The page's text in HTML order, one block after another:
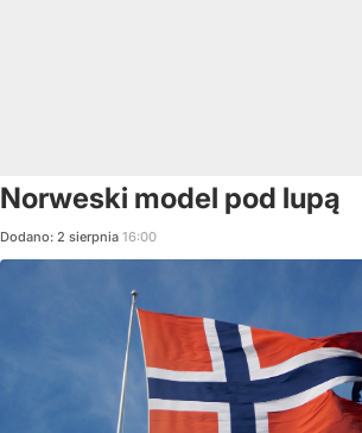
Norweski model pod lupą
Dodano: 2 sierpnia 16:00